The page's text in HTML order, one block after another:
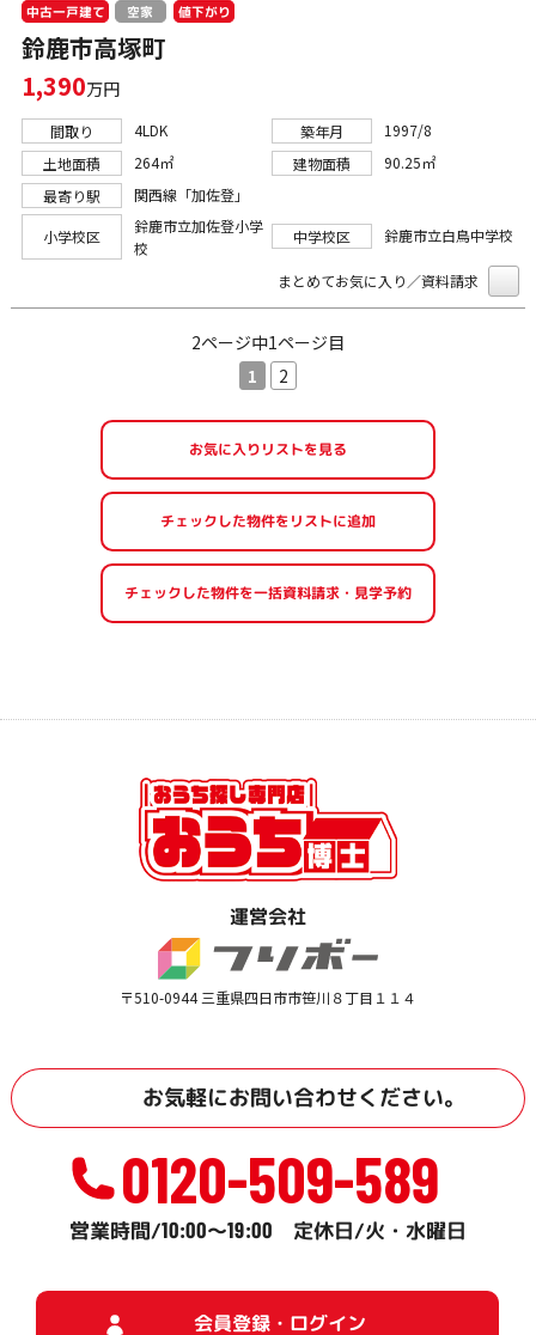
中古一戸建て 空家 値下がり
鈴鹿市高塚町
1,390万円
間取り 4LDK 築年月
1997/8
土地面積
264㎡ 建物面積
90.25㎡
最寄り駅
関西線「加佐登」
小学校区
鈴鹿市立加佐登小学
校
中学校区 鈴鹿市立白鳥中学校
まとめてお気に入り／資料請求
2ページ中1ページ目
1
2
お気に入りリストを見る
運営会社
〒510-0944 三重県四日市市笹川８丁目１１４
お気軽にお問い合わせください。
0120-509-589
営業時間/10:00～19:00 定休日/火・水曜日
会員登録・ログイン